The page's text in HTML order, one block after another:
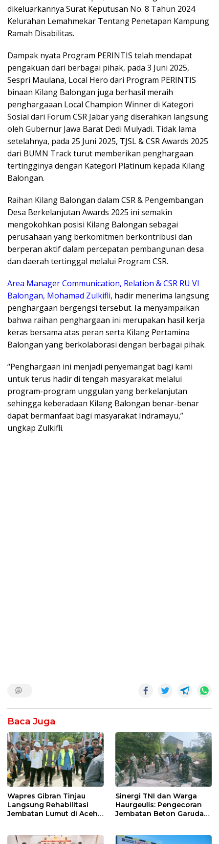
dikeluarkannya Surat Keputusan No. 8 Tahun 2024
Kelurahan Lemahmekar Tentang Penetapan Kampung
Ramah Disabilitas.
Dampak nyata Program PERINTIS telah mendapat
pengakuan dari berbagai pihak, pada 3 Juni 2025,
Sespri Maulana, Local Hero dari Program PERINTIS
binaan Kilang Balongan juga berhasil meraih
penghargaaan Local Champion Winner di Kategori
Sosial dari Forum CSR Jabar yang diserahkan langsung
oleh Gubernur Jawa Barat Dedi Mulyadi. Tidak lama
setelahnya, pada 25 Juni 2025, TJSL & CSR Awards 2025
dari BUMN Track turut memberikan penghargaan
tertingginya dengan Kategori Platinum kepada Kilang
Balongan.
Raihan Kilang Balongan dalam CSR & Pengembangan
Desa Berkelanjutan Awards 2025 ini semakin
mengokohkan posisi Kilang Balongan sebagai
perusahaan yang berkomitmen berkontribusi dan
berperan aktif dalam percepatan pembangunan desa
dan daerah tertinggal melalui Program CSR.
Area Manager Communication, Relation & CSR RU VI
Balongan, Mohamad Zulkifli, hadir menerima langsung
penghargaan bergengsi tersebut. Ia menyampaikan
bahwa raihan penghargaan ini merupakan hasil kerja
keras bersama atas peran serta Kilang Pertamina
Balongan yang berkolaborasi dengan berbagai pihak.
“Penghargaan ini menjadi penyemangat bagi kami
untuk terus hadir di tengah masyarakat melalui
program-program unggulan yang berkelanjutan
sehingga keberadaan Kilang Balongan benar-benar
dapat bermanfaat bagi masyarakat Indramayu,”
ungkap Zulkifli.
Baca Juga
Wapres Gibran Tinjau
Langsung Rehabilitasi
Jembatan Lumut di Aceh
Sinergi TNI dan Warga
Haurgeulis: Pengecoran
Jembatan Beton Garuda